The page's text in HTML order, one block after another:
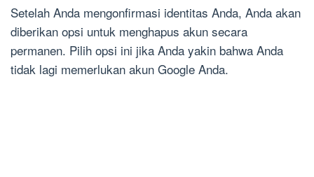
Setelah Anda mengonfirmasi identitas Anda, Anda akan
diberikan opsi untuk menghapus akun secara
permanen. Pilih opsi ini jika Anda yakin bahwa Anda
tidak lagi memerlukan akun Google Anda.